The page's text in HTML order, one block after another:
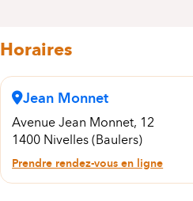
Horaires
Jean Monnet
Avenue Jean Monnet, 12
1400 Nivelles (Baulers)
Prendre rendez-vous en ligne